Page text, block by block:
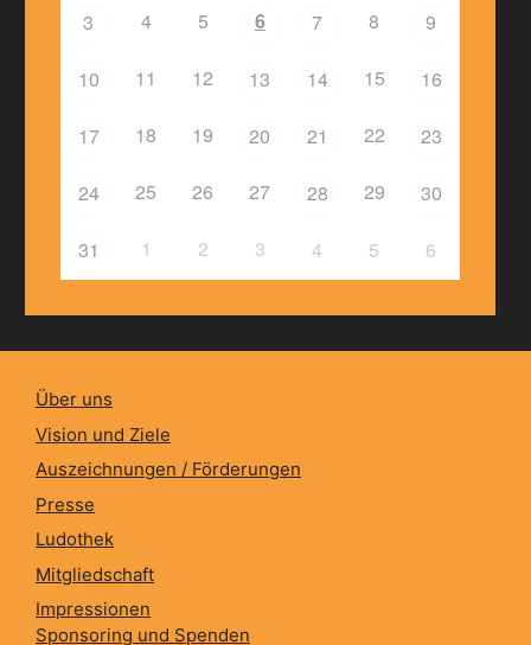
3 4 5 6 7 8 9
10 11 12 13 14 15 16
17 18 19 20 21 22 23
24 25 26 27 28 29 30
31 1 2 3 4 5 6
Über uns
Vision und Ziele
Auszeichnungen / Förderungen
Presse
Ludothek
Mitgliedschaft
Impressionen
Sponsoring und Spenden